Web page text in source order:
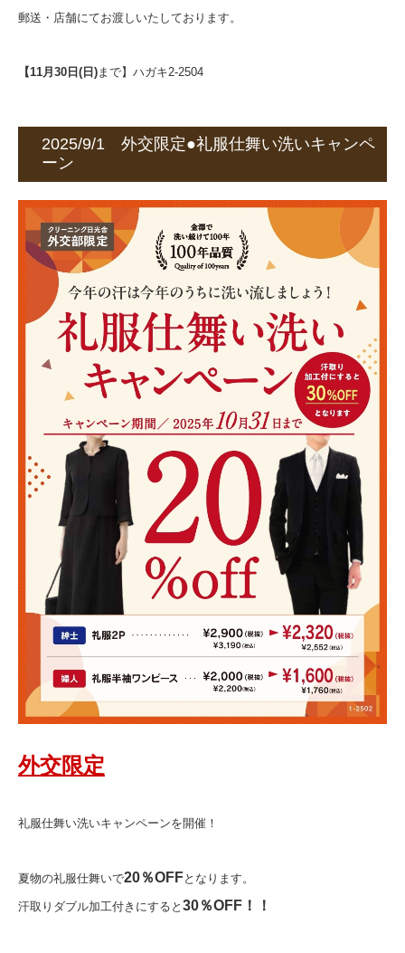
郵送・店舗にてお渡しいたしております。
【11月30日(日)まで】ハガキ2-2504
2025/9/1 外交限定●礼服仕舞い洗いキャンペ
ーン
外交限定
礼服仕舞い洗いキャンペーンを開催！
夏物の礼服仕舞いで20％OFFとなります。
汗取りダブル加工付きにすると 30％OFF！！